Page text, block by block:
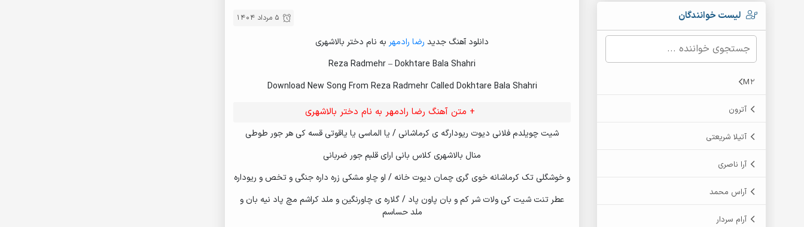
لیست خوانندگان
M2
آترون
آتیلا شریعتی
آرا ناصری
آراس محمد
آرام سردار
5 مرداد 1404
دانلود آهنگ جدید رضا رادمهر به نام دختر بالاشهری
Reza Radmehr – Dokhtare Bala Shahri
Download New Song From Reza Radmehr Called Dokhtare Bala Shahri
+ متن آهنگ رضا رادمهر به نام دختر بالاشهری
شیت چویلدم فلانی دیوت ریودارگه ی کرماشانی / یا الماسی یا یاقوتی قسه کی هر جور طوطی
منال بالاشهری کلاس بانی ارای قلبم جور ضربانی
و خوشگلی تک کرماشانه خوی گری چمان دیوت خانه / او چاو مشکی زره داره جنگی و تخص و ریوداره
عطر تنت شیت کی ولات شر کم و بان پاون پاد / گلاره ی چاورنگین و ملد کراشم مچ پاد نیه بان و
ملد حساسم